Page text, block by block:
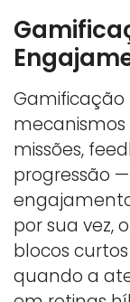
Gamificação
missões,
progressão
por sua vez,
blocos
quando a